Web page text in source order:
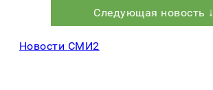
Следующая новость ↓
Новости СМИ2